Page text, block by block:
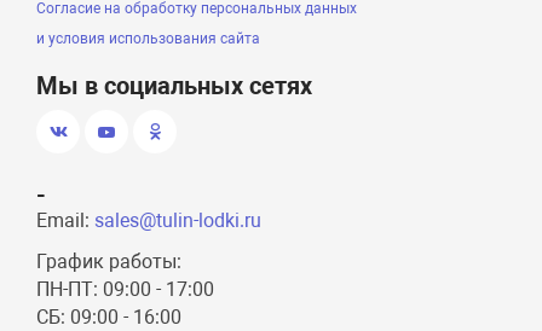
Согласие на обработку персональных данных
и условия использования сайта
Мы в социальных сетях
-
Email: sales@tulin-lodki.ru
График работы:
ПН-ПТ: 09:00 - 17:00
СБ: 09:00 - 16:00